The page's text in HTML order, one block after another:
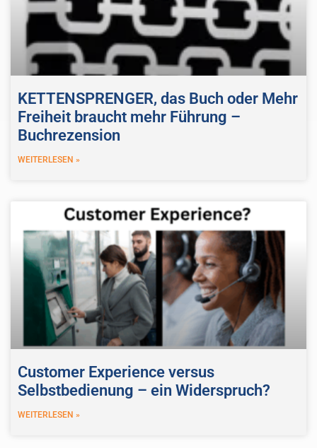
KETTENSPRENGER, das Buch oder Mehr
Freiheit braucht mehr Führung –
Buchrezension
WEITERLESEN »
Customer Experience versus
Selbstbedienung – ein Widerspruch?
WEITERLESEN »